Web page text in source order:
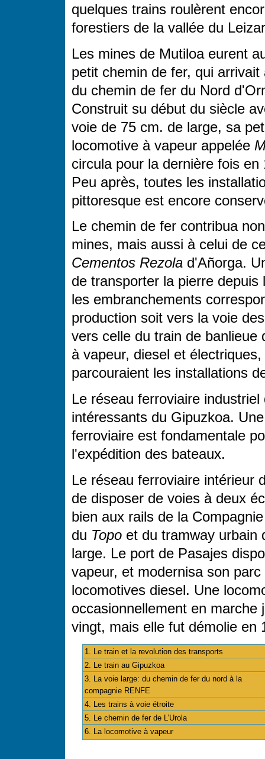
quelques trains roulèrent
forestiers de la vallée du
Les mines de Mutiloa eurent
petit chemin de fer, qui arrivait
du chemin de fer du Nord
Construit su début du siècle
voie de 75 cm. de large, sa
locomotive à vapeur appelée
circula pour la dernière fois en
Peu après, toutes les
pittoresque est encore
Le chemin de fer contribua
mines, mais aussi à celui de
Cementos Rezola d'Añorga.
de transporter la pierre
les embranchements
production soit vers la voie
vers celle du train de banlieue
à vapeur, diesel et
parcouraient les installations
Le réseau ferroviaire
intéressants du Gipuzkoa.
ferroviaire est fondamentale
l'expédition des bateaux.
Le réseau ferroviaire intérieur
de disposer de voies à deux
bien aux rails de la
du Topo et du tramway urbain
large. Le port de Pasajes
vapeur, et modernisa son
locomotives diesel. Une
occasionnellement en
vingt, mais elle fut démolie en
1. Le train et la revolution des transports
2. Le train au Gipuzkoa
3. La voie large: du chemin de fer du nord à la
compagnie RENFE
4. Les trains à voie étroite
5. Le chemin de fer de L’Urola
6. La locomotive à vapeur